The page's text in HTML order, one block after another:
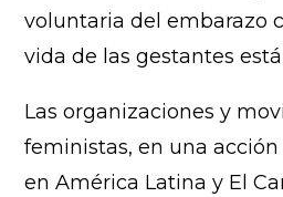
voluntaria del embarazo
vida de las gestantes
Las organizaciones y
feministas, en una
en América Latina y El